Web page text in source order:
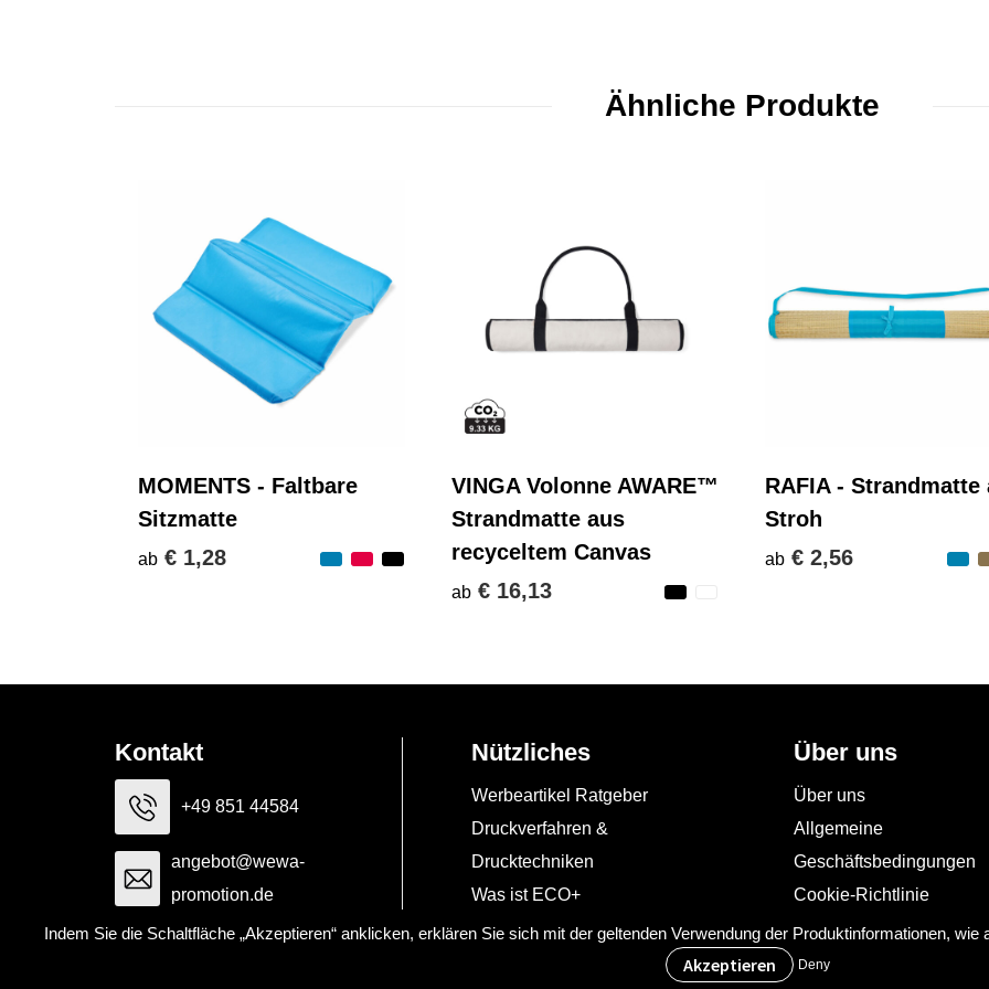
Ähnliche Produkte
MOMENTS - Faltbare
Sitzmatte
ab € 1,28
VINGA Volonne AWARE™
Strandmatte aus
recyceltem Canvas
ab € 16,13
RAFIA - Strandmatte
Stroh
ab € 2,56
Kontakt
+49 851 44584
angebot@wewa-
promotion.de
Nützliches
Werbeartikel Ratgeber
Druckverfahren &
Drucktechniken
Was ist ECO+
Über uns
Über uns
Allgemeine
Geschäftsbedingungen
Cookie-Richtlinie
Impressum
Datenschutzerklärung
Indem Sie die Schaltfläche „Akzeptieren“ anklicken, erklären Sie sich mit der geltenden Verwendung der Produktinformationen,
Deny